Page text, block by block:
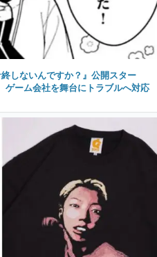
しないんですか？』公開スター
ゲーム会社を舞台にトラブルへ対応